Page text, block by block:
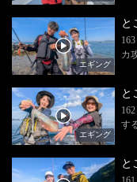
エギング
と
カ
エギング
と
す
と